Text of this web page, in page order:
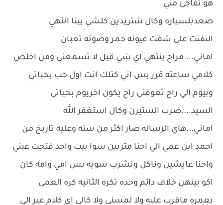
هو تفاجئ مني
صعدبلسياره وكال شتريدين كلشي بينا انتهي
التفتت علي شفت عيونه حمر وصوته تعبان
اماني....مراح ينتهي اي شي قبل لا تسمعني ومن اخلص
كلامي ساعته قرر بس اني كتلك انت اول حب بحياتي
وبيوم الي راح تعوفني راح يكون اخريوم بحياتي
السيد....ضرب الستيرن وكال استغفر الله
اماني...هاي الرساله صار اكثر من سنه وعليه تاريخ من
احمد ابن عمي الي احنا متربين سوا بيت واحد فتحت عيني
واحنا عايشين وناكل ونشرب سويه بس امي وامه كان
اكو بينهن خلاف دائم وحده تكره الثانيه كره العمى
بعمره ماقرب عليه ولا لمسني ولا كالي اي كلام غير الي